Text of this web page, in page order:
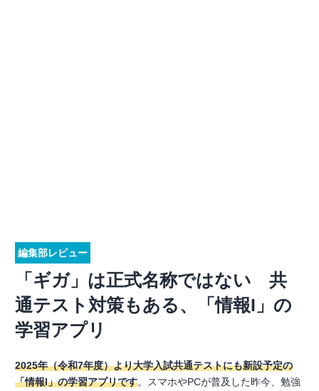
編集部レビュー
「ギガ」は正式名称ではない 共
通テスト対策もある、「情報I」の
学習アプリ
2025年（令和7年度）より大学入試共通テストにも新設予定の
「情報I」の学習アプリです。スマホやPCが普及した昨今、勉強